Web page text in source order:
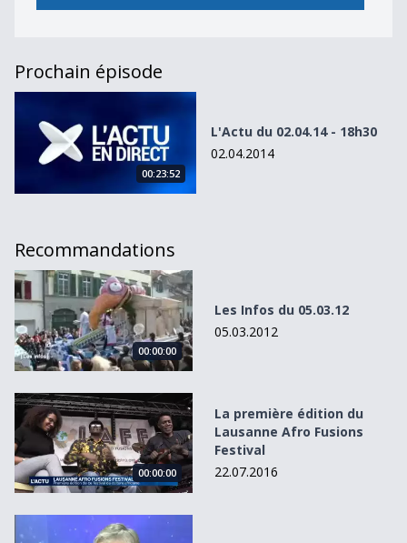
Prochain épisode
L&#039;Actu du 02.04.14 - 18h30
00:23:52
L'Actu du 02.04.14 - 18h30
02.04.2014
Recommandations
Les Infos du 05.03.12
00:00:00
Les Infos du 05.03.12
05.03.2012
La première édition du Lausanne Afro Fusions Festival
00:00:00
La première édition du
Lausanne Afro Fusions
Festival
22.07.2016
Les Infos du 03.04.12